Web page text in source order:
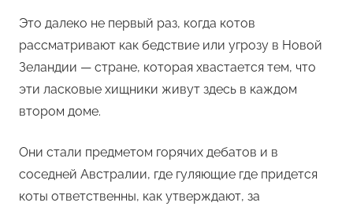
Это далеко не первый раз, когда котов
рассматривают как бедствие или угрозу в Новой
Зеландии — стране, которая хвастается тем, что
эти ласковые хищники живут здесь в каждом
втором доме.
Они стали предметом горячих дебатов и в
соседней Австралии, где гуляющие где придется
коты ответственны, как утверждают, за